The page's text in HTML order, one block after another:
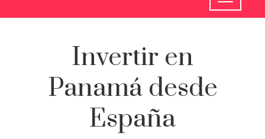
Invertir en
Panamá desde
España